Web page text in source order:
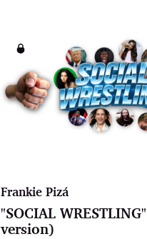
Frankie Pizá
"SOCIAL
version)